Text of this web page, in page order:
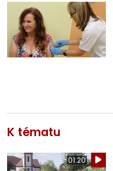
K tématu
01:20